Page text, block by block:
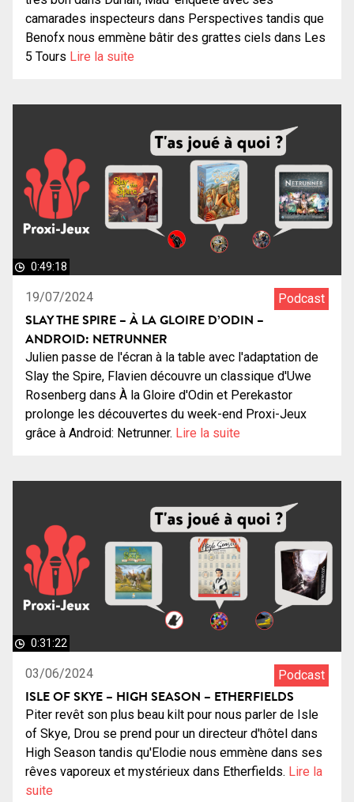
camarades inspecteurs dans Perspectives tandis que
Benofx nous emmène bâtir des grattes ciels dans Les
5 Tours Lire la suite
0:49:18
19/07/2024 Podcast
SLAY THE SPIRE – À LA GLOIRE D’ODIN –
ANDROID: NETRUNNER
Julien passe de l'écran à la table avec l'adaptation de
Slay the Spire, Flavien découvre un classique d'Uwe
Rosenberg dans À la Gloire d'Odin et Perekastor
prolonge les découvertes du week-end Proxi-Jeux
grâce à Android: Netrunner. Lire la suite
0:31:22
03/06/2024 Podcast
ISLE OF SKYE – HIGH SEASON – ETHERFIELDS
Piter revêt son plus beau kilt pour nous parler de Isle
of Skye, Drou se prend pour un directeur d'hôtel dans
High Season tandis qu'Elodie nous emmène dans ses
rêves vaporeux et mystérieux dans Etherfields. Lire la
suite